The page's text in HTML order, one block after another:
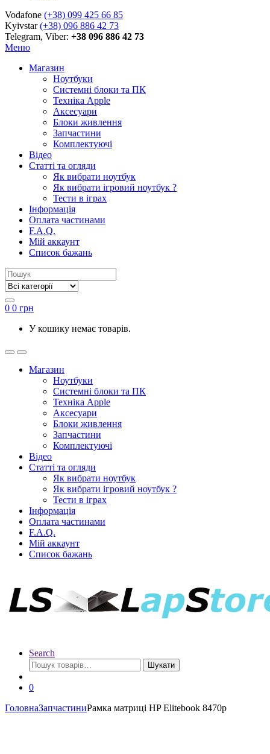
Vodafone (+38) 099 425 66 85
Kyivstar(+38) 096 886 42 73
Telegram, Viber: +38 096 886 42 73
Меню
Магазин
Ноутбуки
Системні блоки та ПК
Техніка Apple
Аксесуари
Блоки живлення
Запчастини
Комплектуючі
Відео
Статті та огляди
Як вибрати ноутбук
Як вибрати ігровий ноутбук ?
Тести в іграх
Інформація
Оплата частинами
F.A.Q.
Мій аккаунт
Список бажань
0 0 грн
У кошику немає товарів.
Магазин
Ноутбуки
Системні блоки та ПК
Техніка Apple
Аксесуари
Блоки живлення
Запчастини
Комплектуючі
Відео
Статті та огляди
Як вибрати ноутбук
Як вибрати ігровий ноутбук ?
Тести в іграх
Інформація
Оплата частинами
F.A.Q.
Мій аккаунт
Список бажань
Search
Шукати
0
ГоловнаЗапчастиниРамка матриці HP Elitebook 8470p